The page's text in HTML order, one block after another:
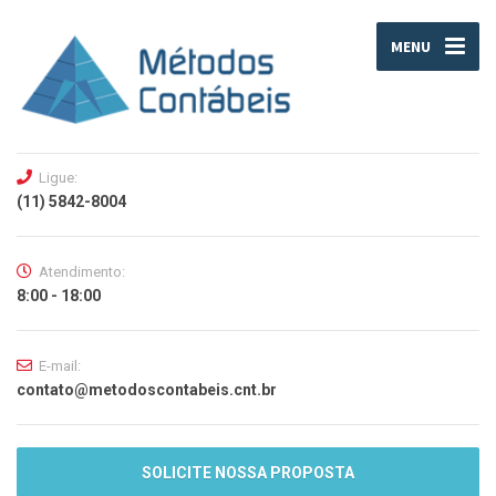
MENU
Ligue:
(11) 5842-8004
Atendimento:
8:00 - 18:00
E-mail:
contato@metodoscontabeis.cnt.br
SOLICITE NOSSA PROPOSTA